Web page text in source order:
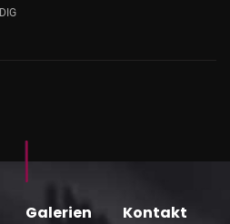
Galerien
Kontakt